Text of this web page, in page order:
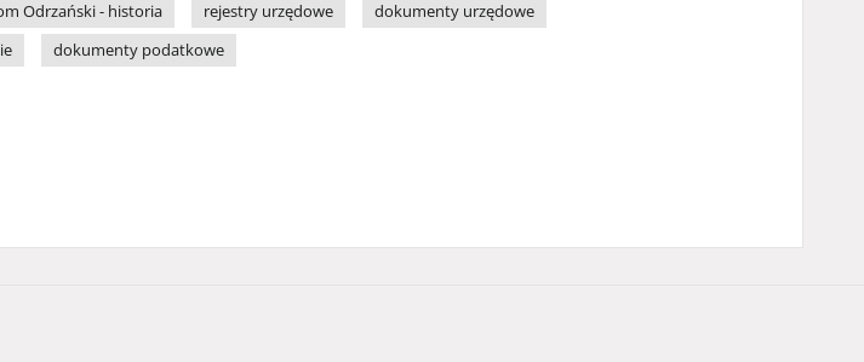
Odrzański - historia rejestry urzędowe
dokumenty urzędowe
dokumenty podatkowe